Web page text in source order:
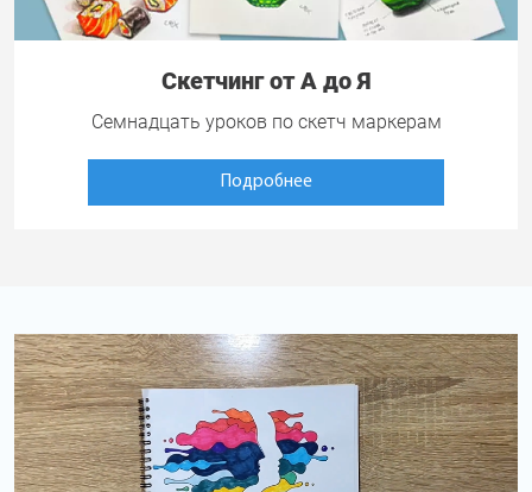
Скетчинг от А до Я
Семнадцать уроков по скетч маркерам
Подробнее